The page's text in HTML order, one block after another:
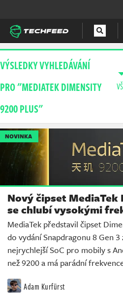
Magazín
Videa
Soutěže
VÝSLEDKY VYHLEDÁVÁNÍ
PRO "MEDIATEK DIMENSITY
9200 PLUS"
NOVINKA
Nový čipset MediaTek
se chlubí vysokými
MediaTek představil čipset
do vydání Snapdragonu 8 Gen
nejrychlejší SoC pro mobily s
než 9200 a má parádní
Adam Kurfürst